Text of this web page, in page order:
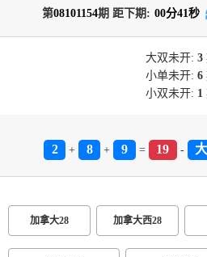
第08101154期 距下期: 00分41秒
大双未开: 3
小单未开: 6
小双未开: 1
2 + 8 + 9 = 19 - 大
加拿大28 加拿大西28